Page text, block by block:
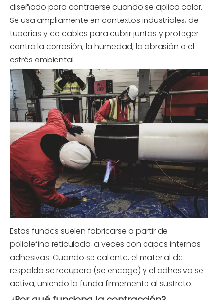
diseñado para contraerse cuando se aplica calor.
Se usa ampliamente en contextos industriales, de
tuberías y de cables para cubrir juntas y proteger
contra la corrosión, la humedad, la abrasión o el
estrés ambiental.
Estas fundas suelen fabricarse a partir de
poliolefina reticulada, a veces con capas internas
adhesivas. Cuando se calienta, el material de
respaldo se recupera (se encoge) y el adhesivo se
activa, uniendo la funda firmemente al sustrato.